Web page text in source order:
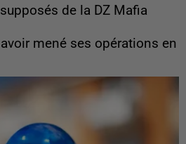
de la DZ Mafia
mené ses opérations en